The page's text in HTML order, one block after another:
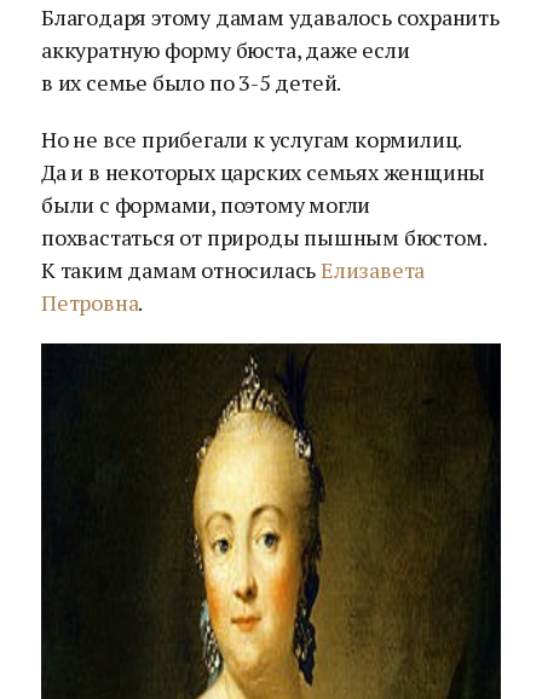
Благодаря этому дамам удавалось сохранить
аккуратную форму бюста, даже если
в их семье было по 3-5 детей.
Но не все прибегали к услугам кормилиц.
Да и в некоторых царских семьях женщины
были с формами, поэтому могли
похвастаться от природы пышным бюстом.
К таким дамам относиласьЕлизавета
Петровна.